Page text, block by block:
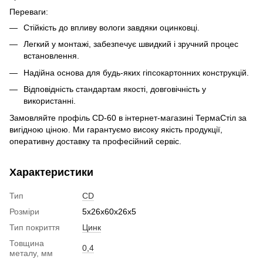
Переваги:
Стійкість до впливу вологи завдяки оцинковці.
Легкий у монтажі, забезпечує швидкий і зручний процес
встановлення.
Надійна основа для будь-яких гіпсокартонних конструкцій.
Відповідність стандартам якості, довговічність у
використанні.
Замовляйте профіль CD-60 в інтернет-магазині ТермаСтіл за
вигідною ціною. Ми гарантуємо високу якість продукції,
оперативну доставку та професійний сервіс.
Характеристики
Тип
CD
Розміри
5х26х60х26х5
Тип покриття
Цинк
Товщина
металу, мм
0,4